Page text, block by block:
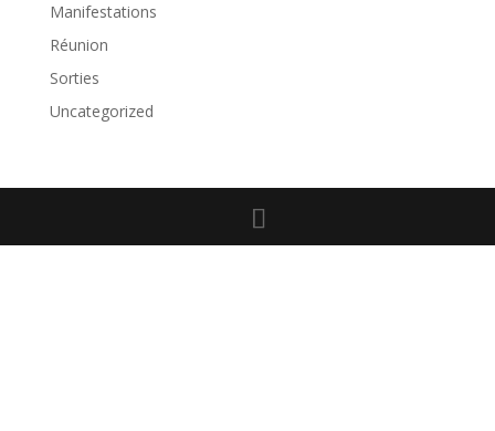
Manifestations
Réunion
Sorties
Uncategorized